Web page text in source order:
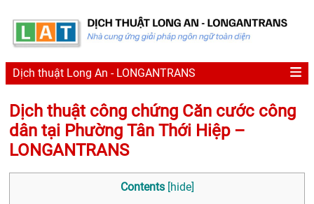
Dịch thuật Long An - LONGANTRANS
Dịch thuật công chứng Căn cước công
dân tại Phường Tân Thới Hiệp –
LONGANTRANS
Contents [hide]